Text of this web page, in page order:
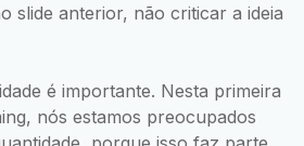
slide anterior, não criticar a ideia
é importante. Nesta primeira
nós estamos preocupados